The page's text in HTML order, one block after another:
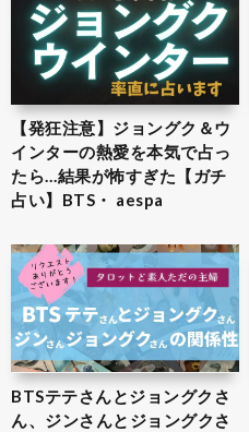
【発狂注意】ジョングク＆ウ
インターの熱愛を本気で占っ
たら…結果が怖すぎた【ガチ
占い】BTS・ aespa
BTSテテさんとジョングクさ
ん、ジンさんとジョングクさ